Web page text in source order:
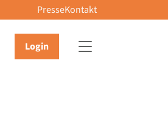
PresseKontakt
Login